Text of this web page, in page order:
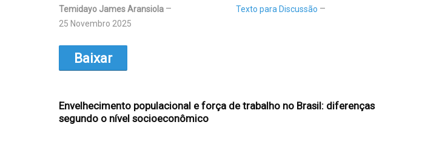
Temidayo James Aransiola
Texto para Discussão
25 Novembro 2025
Baixar
Envelhecimento populacional e força de trabalho no Brasil: diferenças
segundo o nível socioeconômico